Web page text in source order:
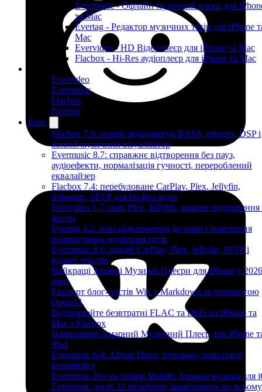
Evermusic - Офлайн музичний плеєр для
та Mac
Evertag - Редактор музичних тегів для iPhone
Mac
Evervideo - HD Відеоплеєр для iPhone та Mac
Flacbox - Hi-Res аудіоплеєр для iPhone та Mac
Evervideo
Evermusic
Flacbox
Evertag
Блог
Flacbox 7.6: новий аудіодвигун BASS, ефекти, DSP і
живий музичний візуалізатор
Evermusic 8.7: справжнє відтворення без пауз,
аудіоефекти, нормалізація гучності, перероблений
еквалайзер
Flacbox 7.4: перебудоване CarPlay, Plex, Jellyfin,
Subsonic, SFTP для Hi-Res аудіо
Evervideo 1.7: нові Plex, Jellyfin, хмарне відтворення
жести
Evertag 4.2: нові підключення до хмар і пояснення
налаштувань редактора тегів
Evermusic 8.6: новий CarPlay, Plex, Jellyfin, SFTP і
віджет текстів
Найкращі Хмарні Музичні Плеєри для iPhone у 2026
році
Експорт блог-постів Wix у Markdown за допомогою
OpenAI
Відтворюйте безвтратні FLAC та DSD на iPhone та
Mac з Flacbox
Найкращий Хмарний Музичний Плеєр для iPhone
iPad
Evermusic 6.8: Aliyun Drive, Synology, нові стилі
інтерфейсу
Evermusic Pro на Setapp Mobile: Хмарна музика для
Evermusic досяг 11 мільйонів завантажень по всьому